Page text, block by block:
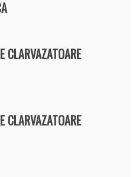
CLARVAZATOARE
CLARVAZATOARE